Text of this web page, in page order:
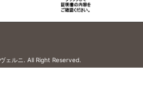
ェルニ. All Right Reserved.